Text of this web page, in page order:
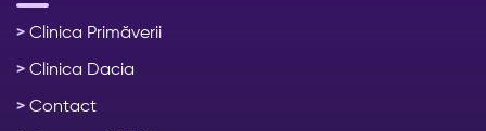
> Clinica Primăverii
> Clinica Dacia
> Contact